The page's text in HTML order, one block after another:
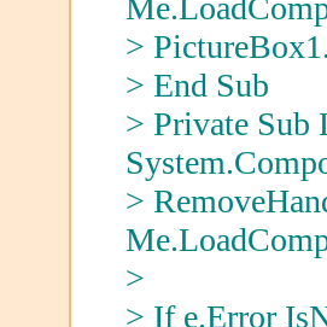
>
> End Sub
> Private Sub
>
>
> If e.Error